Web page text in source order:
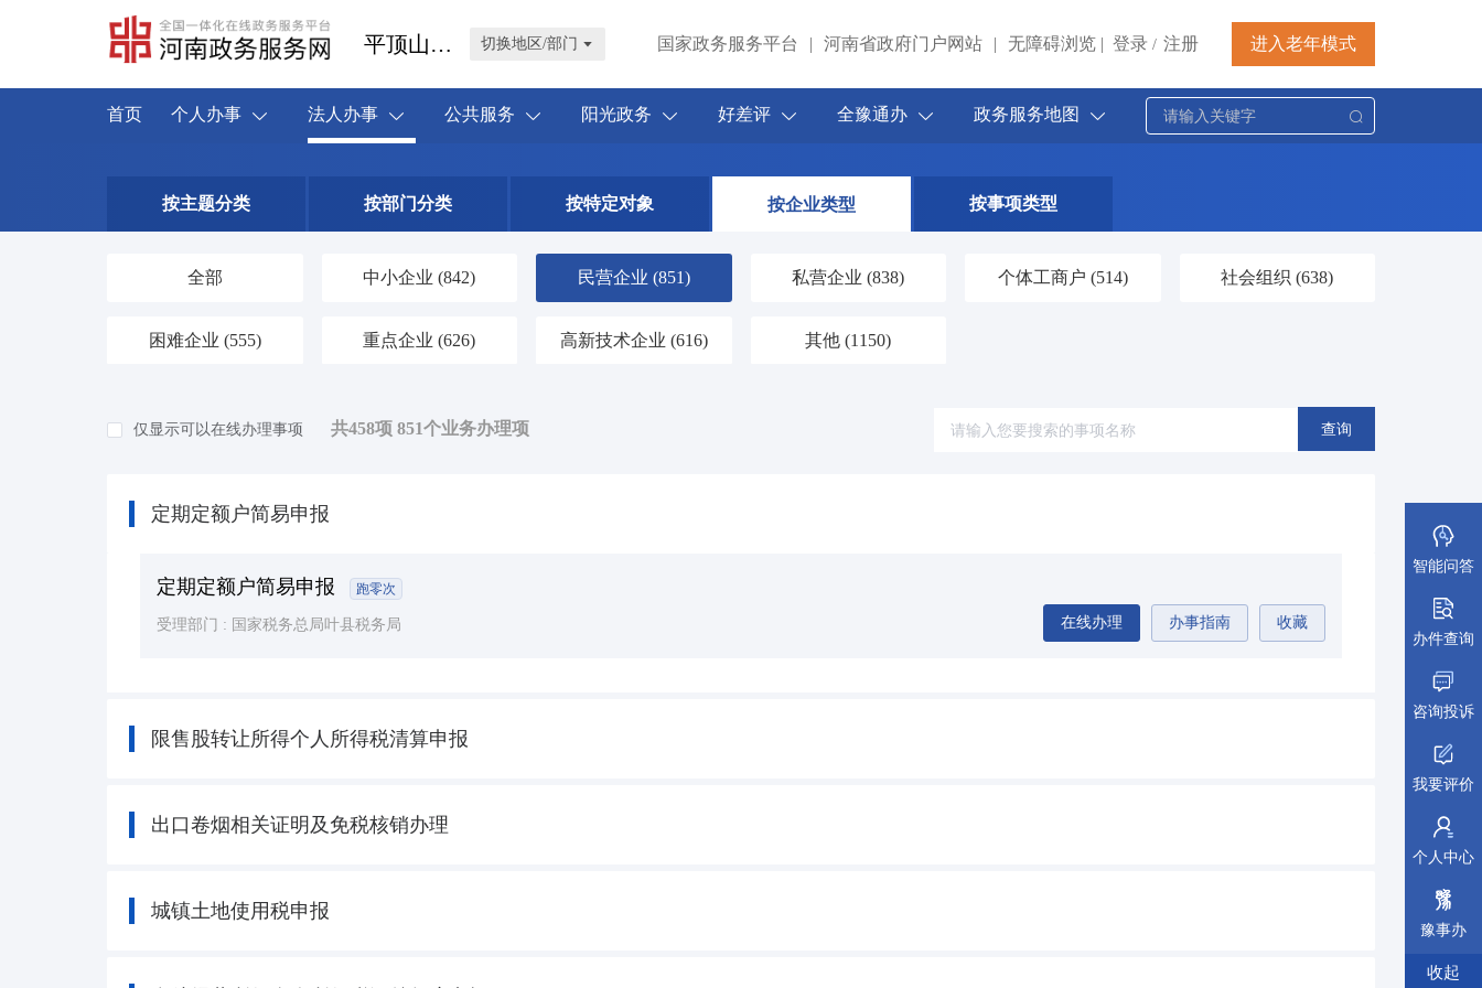
平顶山市叶县 切换地区/部门 国家政务服务平台 | 河南省政府门户网站 | 无障碍浏览 | 登录 / 注册 进入老年模式
首页 个人办事 法人办事 公共服务 阳光政务 好差评 全豫通办 政务服务地图
按主题分类 按部门分类 按特定对象 按企业类型 按事项类型
全部 中小企业(842) 民营企业 (851) 私营企业(838) 个体工商户 (514) 社会组织(638)
困难企业 (555) 重点企业(626) 高新技术企业 (616) 其他(1150)
仅显示可以在线办理事项 共458项 851个业务办理项 查询
定期定额户简易申报
定期定额户简易申报 跑零次
受理部门 : 国家税务总局叶县税务局 在线办理 办事指南 收藏
限售股转让所得个人所得税清算申报
出口卷烟相关证明及免税核销办理
城镇土地使用税申报
智能问答
办件查询
咨询投诉
我要评价
个人中心
豫事办
收起